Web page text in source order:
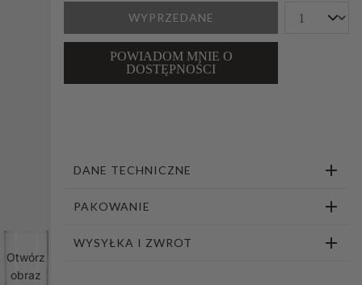
Otwórz
obraz
WYPRZEDANE
POWIADOM MNIE O
DOSTĘPNOŚCI
DANE TECHNICZNE
PAKOWANIE
WYSYŁKA I ZWROT